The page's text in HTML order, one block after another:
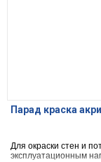
Парад краска
Для окраски стен и
эксплуатационным